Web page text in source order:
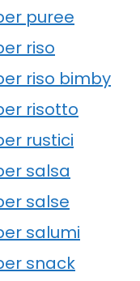
puree
riso
riso bimby
risotto
rustici
salsa
salse
salumi
snack